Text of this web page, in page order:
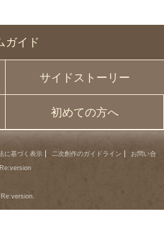
ガイド
サイドストーリー
初めての方へ
に基づく表示 二次創作のガイドライン
お問い合
Re:version